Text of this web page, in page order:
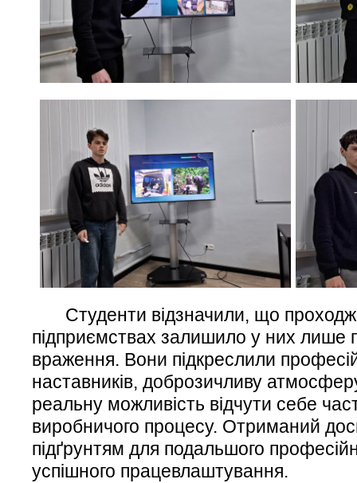
Студенти відзначили, що
підприємствах залишило у них лише
враження. Вони підкреслили
наставників, доброзичливу
реальну можливість відчути себе
виробничого процесу. Отриманий
підґрунтям для подальшого
успішного працевлаштування.